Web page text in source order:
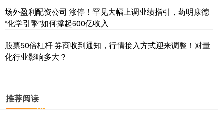
场外盈利配资公司 涨停！罕见大幅上调业绩指引，药明康德
“化学引擎”如何撑起600亿收入
股票50倍杠杆 券商收到通知，行情接入方式迎来调整！对量
化行业影响多大？
推荐阅读